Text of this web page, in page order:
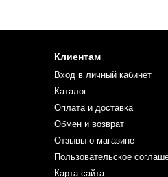
– это изысканные скульптуры,
вкус: от чувственных и тёплых
уникальности.
Клиентам
Вход в личный кабинет
Каталог
Оплата и доставка
Обмен и возврат
Отзывы о магазине
Пользовательское
Карта сайта